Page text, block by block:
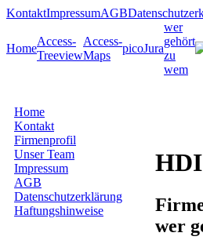
KontaktImpressumAGB
Home
Access-
Treeview
Access-
Maps
picoJura
wer
gehört
zu
wem
Home
Kontakt
Firmenprofil
Unser Team
Impressum
AGB
Datenschutzerklärung
Haftungshinweise
wer